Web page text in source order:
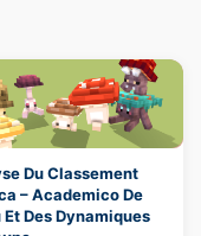
Du Classement
– Academico De
Des Dynamiques